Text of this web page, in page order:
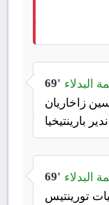
69' البدلاء
زاخاريان
بارينتيخيا
69' البدلاء
تورينتيس